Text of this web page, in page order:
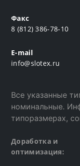
Факс
8 (812) 386-78-10
E-mail
info@slotex.ru
Все указанные
номинальные.
типоразмерах,
Доработка и
оптимизация: